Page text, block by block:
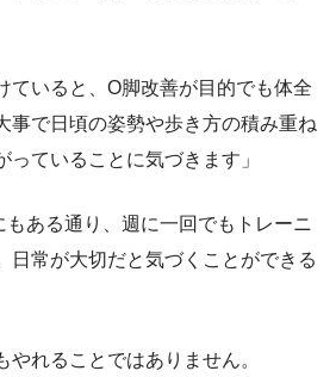
ていると、O脚改善が目的でも体全
事で日頃の姿勢や歩き方の積み重ね
っていることに気づきます」
もある通り、週に一回でもトレーニ
日常が大切だと気づくことができる
やれることではありません。